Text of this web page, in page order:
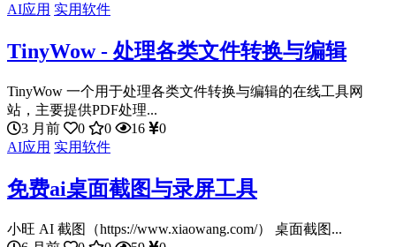
AI应用 实用软件
TinyWow - 处理各类文件转换与编辑
TinyWow 一个用于处理各类文件转换与编辑的在线工具网
站，主要提供PDF处理...
3 月前
0 0 16
0
AI应用 实用软件
免费ai桌面截图与录屏工具
小旺 AI 截图（https://www.xiaowang.com/） 桌面截图...